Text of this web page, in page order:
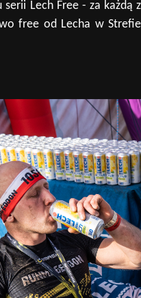
Lech Free - za każdą z
free od Lecha w Strefie